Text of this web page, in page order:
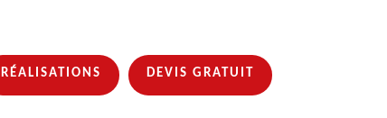
RÉALISATIONS DEVIS GRATUIT